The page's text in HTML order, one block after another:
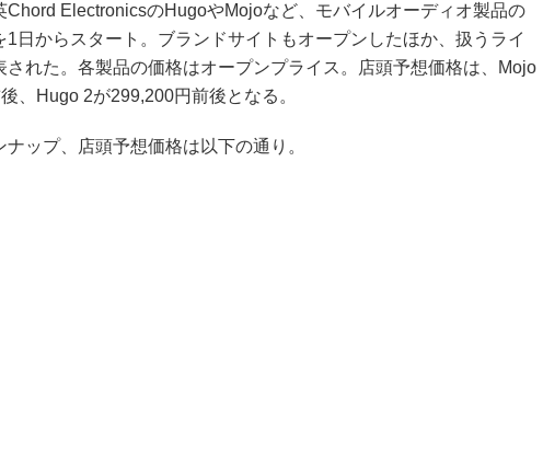
Chord ElectronicsのHugoやMojoなど、モバイルオーディオ製品の
1日からスタート。ブランドサイトもオープンしたほか、扱うライ
された。各製品の価格はオープンプライス。店頭予想価格は、Mojo
、Hugo 2が299,200円前後となる。
ナップ、店頭予想価格は以下の通り。